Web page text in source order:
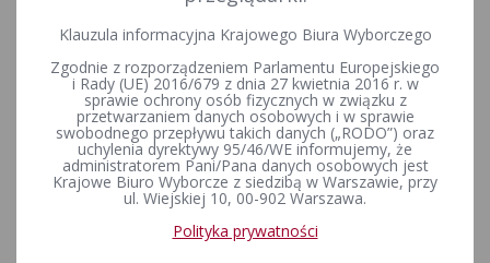
dnia 27 marca 2024 r. w
sprawie przyjęcia
zawiadomienia o utworzeniu
komitetu wyborczego pod
nazwą KOMITET WYBORCZY
KONGRES NOWEJ PRAWICY i o
zamiarze samodzielnego
Klauzula informacyjna Krajowego Biura Wyborczego
Zgodnie z rozporządzeniem Parlamentu Europejskiego
i Rady (UE) 2016/679 z dnia 27 kwietnia 2016 r. w
sprawie ochrony osób fizycznych w związku z
przetwarzaniem danych osobowych i w sprawie
swobodnego przepływu takich danych („RODO”) oraz
uchylenia dyrektywy 95/46/WE informujemy, że
administratorem Pani/Pana danych osobowych jest
Krajowe Biuro Wyborcze z siedzibą w Warszawie, przy
ul. Wiejskiej 10, 00-902 Warszawa.
Polityka prywatności